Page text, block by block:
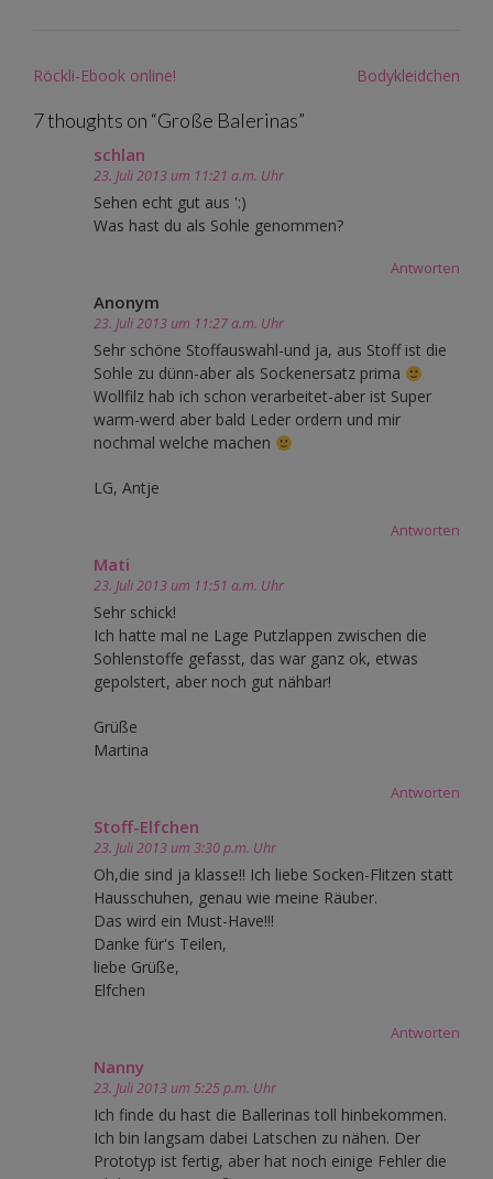
Post
Röckli-Ebook online! Bodykleidchen
7 thoughts on “Große Balerinas”
schlan
23. Juli 2013 um 11:21 a.m. Uhr
Sehen echt gut aus ':)
Was hast du als Sohle genommen?
Antworten
Anonym
23. Juli 2013 um 11:27 a.m. Uhr
Sehr schöne Stoffauswahl-und ja, aus Stoff ist die
Sohle zu dünn-aber als Sockenersatz prima
Wollfilz hab ich schon verarbeitet-aber ist Super
warm-werd aber bald Leder ordern und mir
nochmal welche machen
LG, Antje
Antworten
Mati
23. Juli 2013 um 11:51 a.m. Uhr
Sehr schick!
Ich hatte mal ne Lage Putzlappen zwischen die
Sohlenstoffe gefasst, das war ganz ok, etwas
gepolstert, aber noch gut nähbar!
Grüße
Martina
Antworten
Stoff-Elfchen
23. Juli 2013 um 3:30 p.m. Uhr
Oh,die sind ja klasse!! Ich liebe Socken-Flitzen statt
Hausschuhen, genau wie meine Räuber.
Das wird ein Must-Have!!!
Danke für's Teilen,
liebe Grüße,
Elfchen
Antworten
Nanny
23. Juli 2013 um 5:25 p.m. Uhr
Ich finde du hast die Ballerinas toll hinbekommen.
Ich bin langsam dabei Latschen zu nähen. Der
Prototyp ist fertig, aber hat noch einige Fehler die